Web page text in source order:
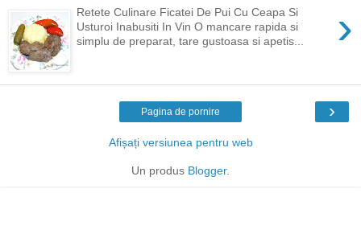
›
Retete Culinare Ficatei De Pui Cu Ceapa Si
Usturoi Inabusiti In Vin O mancare rapida si
simplu de preparat, tare gustoasa si apetis...
›
Pagina de pornire
Afișați versiunea pentru web
Un produs Blogger.